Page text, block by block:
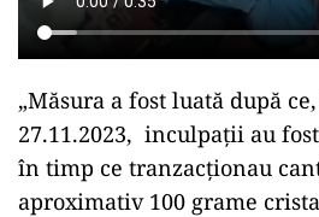
„Măsura a fost luată după
27.11.2023, inculpații au
în timp ce tranzacționau
aproximativ 100 grame